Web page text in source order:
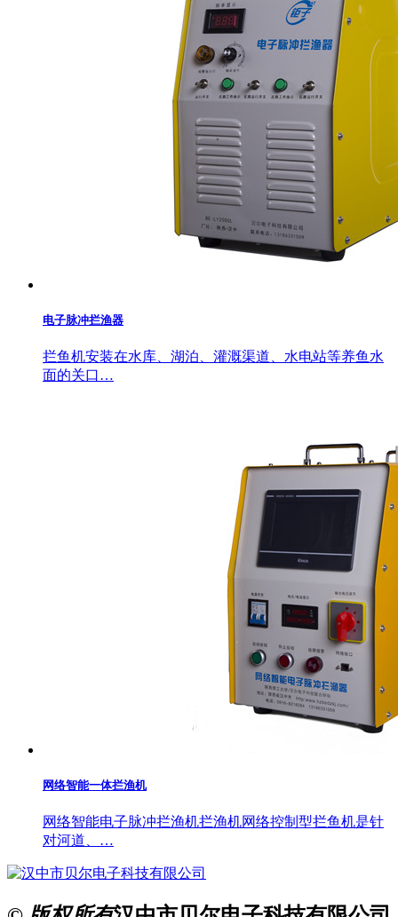
电子脉冲拦渔器
拦鱼机安装在水库、湖泊、灌溉渠道、水电站等养鱼水
面的关口…
网络智能一体拦渔机
网络智能电子脉冲拦渔机拦渔机网络控制型拦鱼机是针
对河道、…